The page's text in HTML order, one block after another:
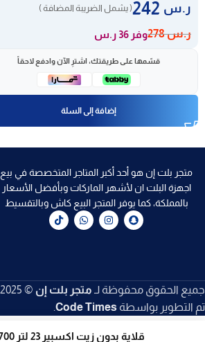
ر.س ( يشمل الضريبة المضافة )
ر.س278 وفر 36 ر.س
قسّمها على طريقتك، اشترِ الآن وادفع لاحقاً
إضافة إلى السلة
متجر بلت إن هو أحد أكبر المتاجر المتخصصة في بيع
اجهزة البلت ان لأشهر الماركات وبأفضل الأسعار
بالمملكة، كما يوفر المتجر البيع كاش وبالتقسيط
جميع الحقوق محفوظة لـ متجر بلت إن © 2025.
تم التطوير بواسطة Code Times
.